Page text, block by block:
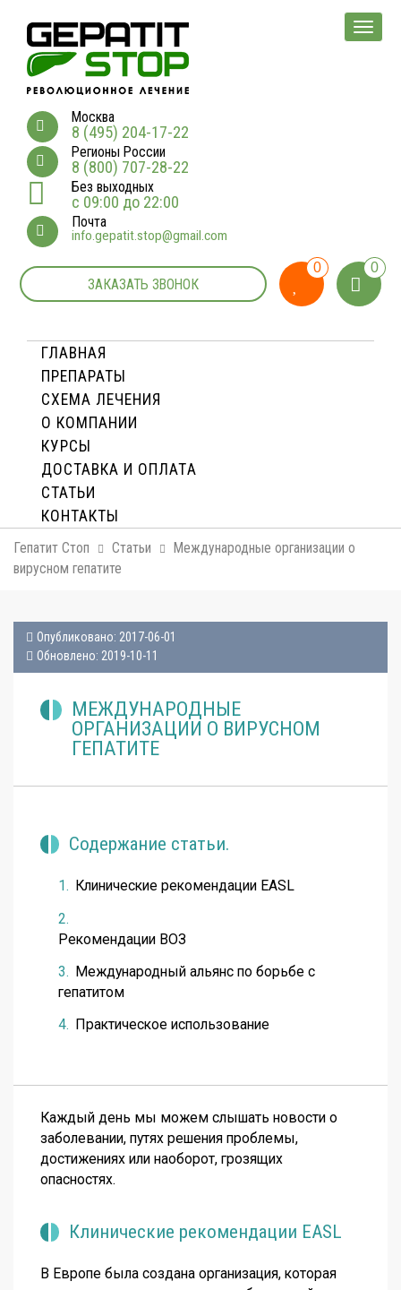
Москва
8 (495) 204-17-22
Регионы России
8 (800) 707-28-22
Без выходных
с 09:00 до 22:00
Почта
info.gepatit.stop@gmail.com
ЗАКАЗАТЬ ЗВОНОК
0 0
ГЛАВНАЯ
ПРЕПАРАТЫ
СХЕМА ЛЕЧЕНИЯ
О КОМПАНИИ
КУРСЫ
ДОСТАВКА И ОПЛАТA
СТАТЬИ
КОНТАКТЫ
Гепатит Стоп Статьи
Международные организации о
вирусном гепатите
Опубликовано: 2017-06-01
Обновлено: 2019-10-11
МЕЖДУНАРОДНЫЕ
ОРГАНИЗАЦИИ О ВИРУСНОМ
ГЕПАТИТЕ
Содержание статьи.
Клинические рекомендации EASL
Рекомендации ВОЗ
Международный альянс по борьбе с
гепатитом
Практическое использование
Каждый день мы можем слышать новости о
заболевании, путях решения проблемы,
достижениях или наоборот, грозящих
опасностях.
Клинические рекомендации EASL
В Европе была создана организация, которая